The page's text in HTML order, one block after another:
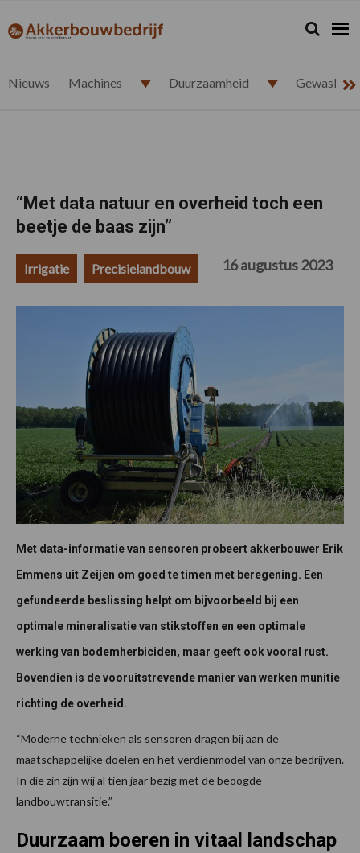
de
de
de
de
akkerbouwbedrijf.nl Zoeken...
Zoek
Nieuws Machines Duurzaamheid
“Met data natuur en overheid toch een
beetje de baas zijn”
Irrigatie Precisielandbouw 16 augustus 2023
Met data-informatie van sensoren probeert akkerbouwer Erik
Emmens uit Zeijen om goed te timen met beregening. Een
gefundeerde beslissing helpt om bijvoorbeeld bij een
optimale mineralisatie van stikstoffen en een optimale
werking van bodemherbiciden, maar geeft ook vooral rust.
Bovendien is de vooruitstrevende manier van werken munitie
richting de overheid.
“Moderne technieken als sensoren dragen bij aan de
maatschappelijke doelen en het verdienmodel van onze bedrijven.
In die zin zijn wij al tien jaar bezig met de beoogde
landbouwtransitie.”
Duurzaam boeren in vitaal landschap